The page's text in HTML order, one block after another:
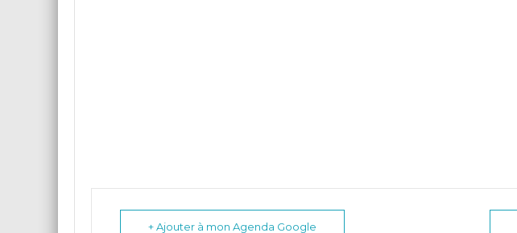
+ Ajouter à mon Agenda Google